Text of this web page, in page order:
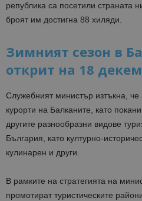
република са посетили страната
броят им достигна 88 хиляди.
Зимният сезон в
открит на 18
Служебният министър изтъкна,
курорти на Балканите, като
другите разнообразни видове
България, като културно-
кулинарен и други.
В рамките на стратегията на
промотират туристическите